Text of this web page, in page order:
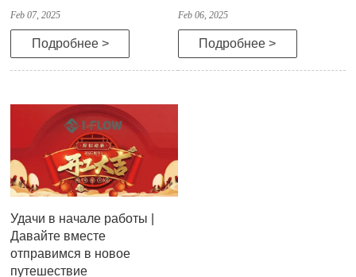
Feb 07, 2025
Подробнее >
Feb 06, 2025
Подробнее >
Удачи в начале работы |
Давайте вместе
отправимся в новое
путешествие